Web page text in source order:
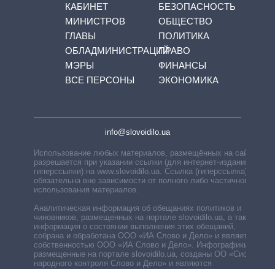
КАБИНЕТ
МИНИСТРОВ
ГЛАВЫ
ОБЛАДМИНИСТРАЦИЙ
МЭРЫ
ВСЕ ПЕРСОНЫ
БЕЗОПАСНОСТЬ
ОБЩЕСТВО
ПОЛИТИКА
ПРАВО
ФИНАНСЫ
ЭКОНОМИКА
info@slovoidilo.ua
Использование любых материалов, размещённых на сайте,
разрешается при указании ссылки (для интернет-изданий —
гиперссылки) на www.slovoidilo.ua. Ссылка (гиперссылка)
обязательна вне зависимости от полного либо частичного
использования материалов.
Аналитическая информация об обещаниях политиков и
чиновников, размещенных на портале slovoidilo.ua, а также
информация о состоянии выполнения этих обещаний,
собрана и обработана ООО «ИА Слово и Дело» и является
собственностью ООО «ИА Слово и Дело». Инфографики,
размещенные на портале slovoidilo.ua, созданы ОО «Система
народного контроля Слово и Дело» и являются